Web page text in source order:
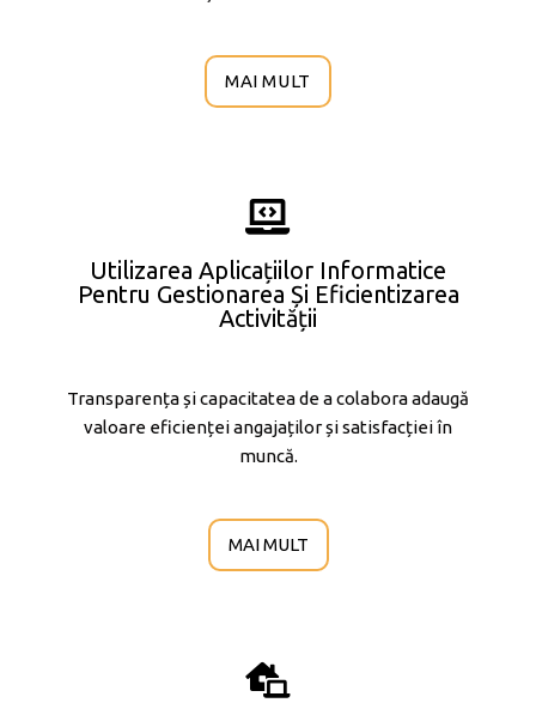
MAI MULT
Utilizarea Aplicațiilor Informatice
Pentru Gestionarea Și Eficientizarea
Activității
Transparența și capacitatea de a colabora adaugă
valoare eficienței angajaților și satisfacției în
muncă.
MAI MULT